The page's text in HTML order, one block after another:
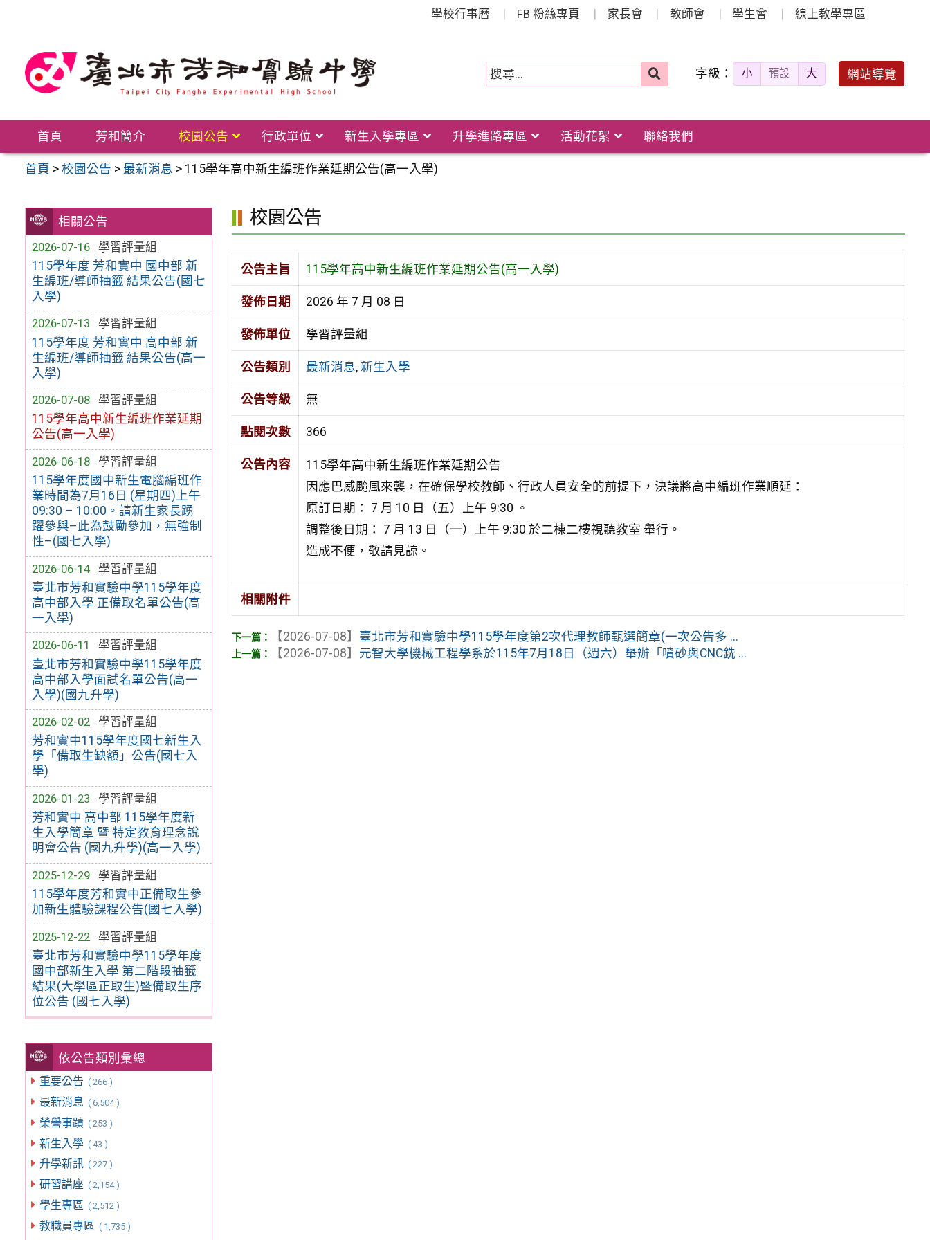
學校行事曆 FB 粉絲專頁 家長會 教師會 學生會 線上教學專區
字級： 小 預設 大 網站導覽
首頁 芳和簡介 校園公告 行政單位 新生入學專區 升學進路專區 活動花絮 聯絡我們
首頁 >校園公告 > 最新消息 > 115學年高中新生編班作業延期公告(高一入學)
相關公告
2026-07-16
學習評量組
115學年度 芳和實中 國中部 新
生編班/導師抽籤 結果公告(國七
入學)
2026-07-13
學習評量組
115學年度 芳和實中 高中部 新
生編班/導師抽籤 結果公告(高一
入學)
2026-07-08
學習評量組
115學年高中新生編班作業延期
公告(高一入學)
2026-06-18
學習評量組
115學年度國中新生電腦編班作
業時間為7月16日 (星期四)上午
09:30 – 10:00。請新生家長踴
躍參與–此為鼓勵參加，無強制
性–(國七入學)
2026-06-14
學習評量組
臺北市芳和實驗中學115學年度
高中部入學 正備取名單公告(高
一入學)
2026-06-11
學習評量組
臺北市芳和實驗中學115學年度
高中部入學面試名單公告(高一
入學)(國九升學)
2026-02-02
學習評量組
芳和實中115學年度國七新生入
學「備取生缺額」公告(國七入
學)
2026-01-23
學習評量組
芳和實中 高中部 115學年度新
生入學簡章 暨 特定教育理念說
明會公告 (國九升學)(高一入學)
2025-12-29
學習評量組
115學年度芳和實中正備取生參
加新生體驗課程公告(國七入學)
2025-12-22
學習評量組
臺北市芳和實驗中學115學年度
國中部新生入學 第二階段抽籤
結果(大學區正取生)暨備取生序
位公告 (國七入學)
依公告類別彙總
重要公告 ( 266 )
最新消息 ( 6,504 )
榮譽事蹟 ( 253 )
新生入學 ( 43 )
升學新訊 ( 227 )
研習講座 ( 2,154 )
學生專區 ( 2,512 )
教職員專區 ( 1,735 )
校園公告
公告主旨 115學年高中新生編班作業延期公告(高一入學)
發佈日期 2026 年 7 月 08 日
發佈單位 學習評量組
公告類別 最新消息, 新生入學
公告等級 無
點閱次數 366
公告內容
115學年高中新生編班作業延期公告
因應巴威颱風來襲，在確保學校教師、行政人員安全的前提下，決議將高中編班作業順延：
原訂日期： 7 月 10 日（五）上午 9:30 。
調整後日期： 7 月 13 日（一）上午 9:30 於二棟二樓視聽教室 舉行。
造成不便，敬請見諒。
相關附件
【2026-07-08】 臺北市芳和實驗中學115學年度第2次代理教師甄選簡章(一次公告多 ...
【2026-07-08】 元智大學機械工程學系於115年7月18日（週六）舉辦「噴砂與CNC銑 ...